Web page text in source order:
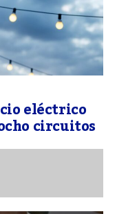
eléctrico
circuitos